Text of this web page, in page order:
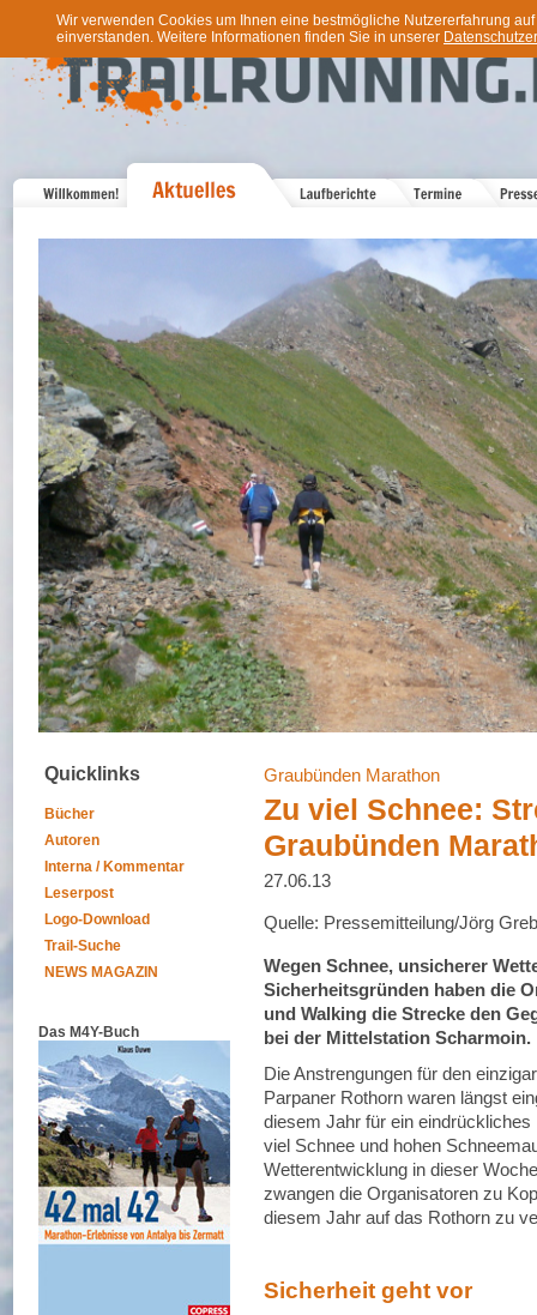
Wir verwenden Cookies um Ihnen eine bestmögliche Nutzererfahrung
einverstanden. Weitere Informationen finden Sie in unserer
Quicklinks
Bücher
Autoren
Interna / Kommentar
Leserpost
Logo-Download
Trail-Suche
NEWS MAGAZIN
Das M4Y-Buch
Graubünden Marathon
Zu viel Schnee:
Graubünden
27.06.13
Quelle: Pressemitteilung/Jörg Greb
Wegen Schnee, unsicherer
Sicherheitsgründen haben die
und Walking die Strecke den
bei der Mittelstation Scharmoin.
Die Anstrengungen für den
Parpaner Rothorn waren längst
diesem Jahr für ein
viel Schnee und hohen
Wetterentwicklung in dieser
zwangen die Organisatoren zu
diesem Jahr auf das Rothorn zu
Sicherheit geht vor